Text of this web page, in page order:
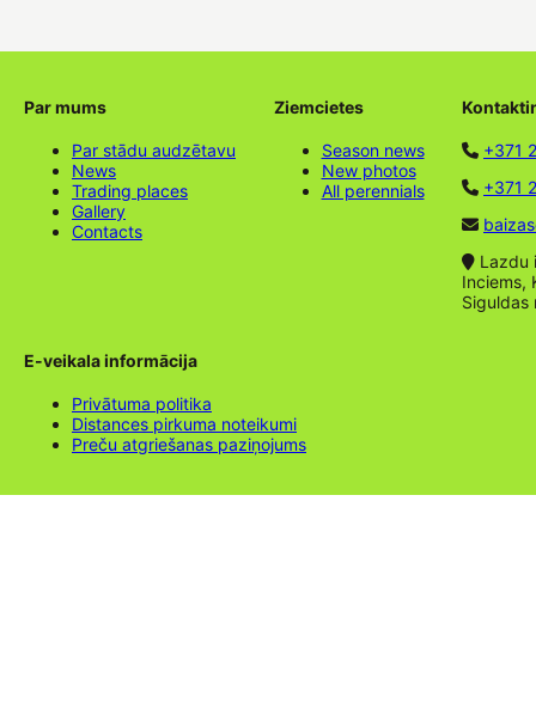
Par mums
Par stādu audzētavu
News
Trading places
Gallery
Contacts
Ziemcietes
Season news
New photos
All perennials
+371
+371
Lazdu
Inciems,
Siguldas
E-veikala informācija
Privātuma politika
Distances pirkuma noteikumi
Preču atgriešanas paziņojums